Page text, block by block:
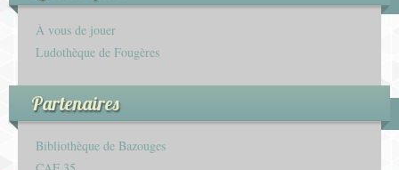
À vous de jouer
Ludothèque de Fougères
Partenaires
Bibliothèque de Bazouges